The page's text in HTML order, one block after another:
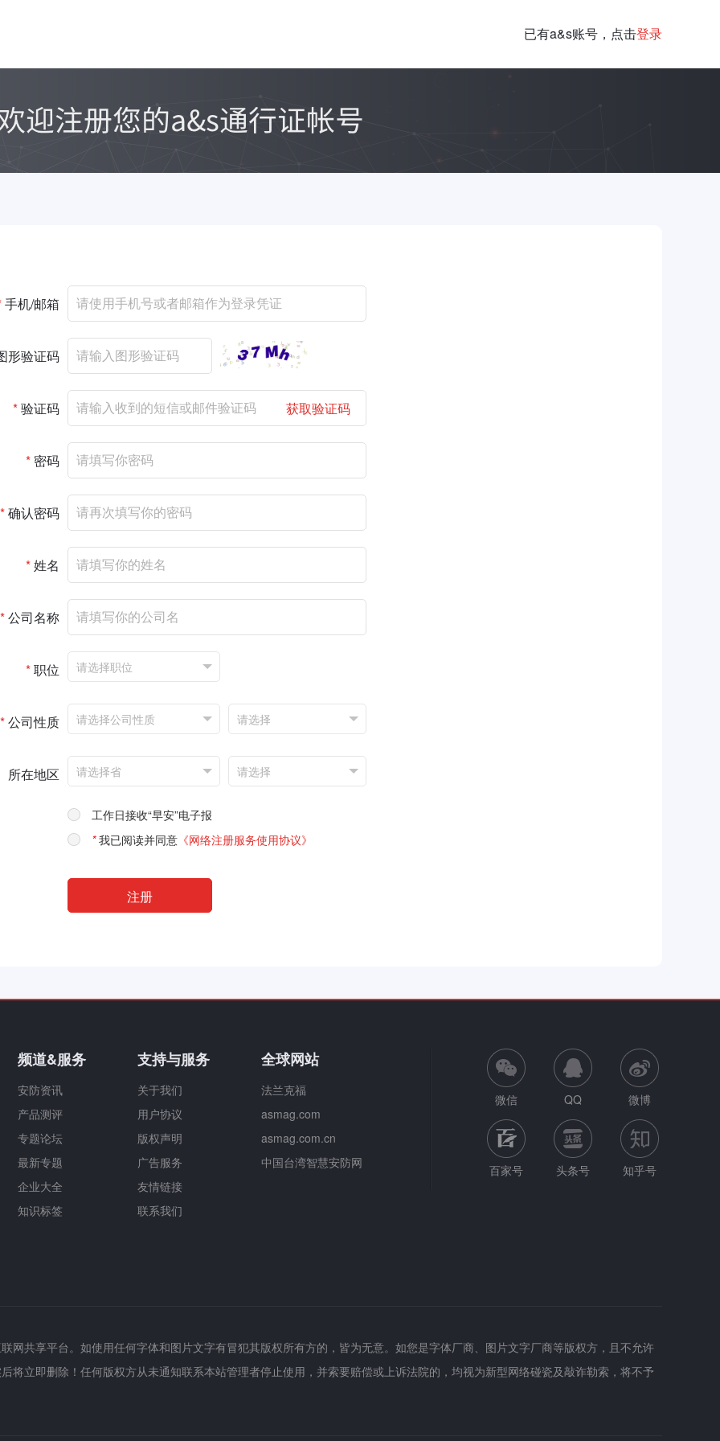
已有a&s账号，点击登录
手机/邮箱
形验证码
*验证码 获取验证码
* 密码
*确认密码
*姓名
*公司名称
*职位
*公司性质
所在地区
工作日接收“早安”电子报
*我已阅读并同意 《网络注册服务使用协议》
频道&服务
安防资讯
产品测评
专题论坛
最新专题
企业大全
知识标签
支持与服务
关于我们
用户协议
版权声明
广告服务
友情链接
联系我们
全球网站
法兰克福
asmag.com
asmag.com.cn
中国台湾智慧安防网
微信 QQ 微博
百家号 头条号 知乎号
网共享平台。如使用任何字体和图片文字有冒犯其版权所有方的，皆为无意。如您是字体厂商、图片文字厂商等版权方，且不允许
将立即删除！任何版权方从未通知联系本站管理者停止使用，并索要赔偿或上诉法院的，均视为新型网络碰瓷及敲诈勒索，将不予